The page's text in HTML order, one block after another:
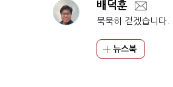
배덕훈
묵묵히 걷겠습니다.
뉴스북